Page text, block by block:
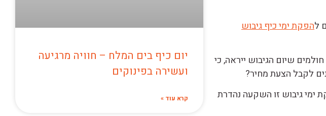
להפקת ימי כיף גיבוש
שיום הגיבוש ייראה, כי
לקבל הצעת מחיר?
ימי גיבוש זו השקעה נהדרת
יום כיף בים המלח – חוויה מרגיעה
ועשירה בפינוקים
קרא עוד »